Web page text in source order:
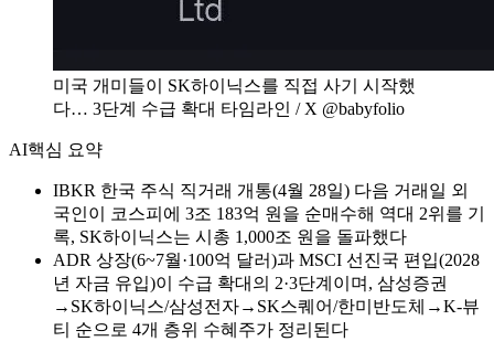
미국 개미들이 SK하이닉스를 직접 사기 시작했
다… 3단계 수급 확대 타임라인 / X @babyfolio
AI핵심 요약
IBKR 한국 주식 직거래 개통(4월 28일) 다음 거래일 외
국인이 코스피에 3조 183억 원을 순매수해 역대 2위를 기
록, SK하이닉스는 시총 1,000조 원을 돌파했다
ADR 상장(6~7월·100억 달러)과 MSCI 선진국 편입(2028
년 자금 유입)이 수급 확대의 2·3단계이며, 삼성증권
→SK하이닉스/삼성전자→SK스퀘어/한미반도체→K-뷰
티 순으로 4개 층위 수혜주가 정리된다